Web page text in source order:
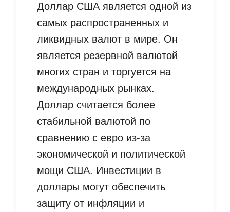
Доллар США является одной из
самых распространенных и
ликвидных валют в мире. Он
является резервной валютой
многих стран и торгуется на
международных рынках.
Доллар считается более
стабильной валютой по
сравнению с евро из-за
экономической и политической
мощи США. Инвестиции в
доллары могут обеспечить
защиту от инфляции и